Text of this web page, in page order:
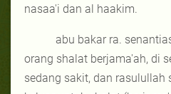
nasaa'i dan al haakim.
abu bakar ra.
orang shalat berjama'ah, di
sedang sakit, dan rasulullah